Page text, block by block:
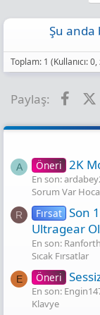
:
Şu anda
Toplam: 1 (Kullanıcı:
Paylaş:
A Öneri 2K
En son:
Sorum Var
R Fırsat Son
Ultragear
En son: Ranforth
Sıcak Fırsatlar
E Öneri
En son:
Klavye